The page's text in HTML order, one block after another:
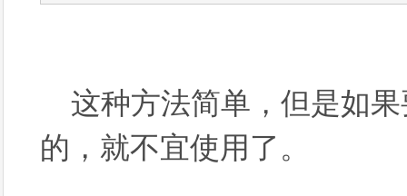
这种方法简单，但是如
的，就不宜使用了。